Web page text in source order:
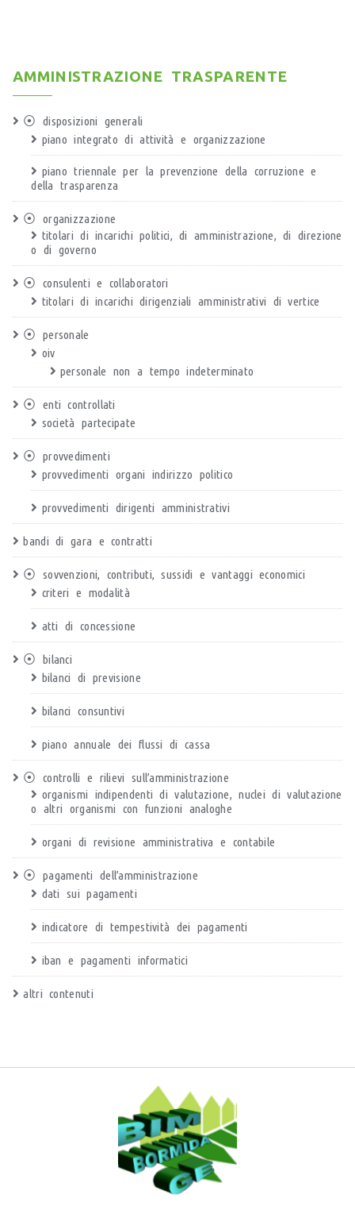
AMMINISTRAZIONE TRASPARENTE
⦿ disposizioni generali
piano integrato di attività e organizzazione
piano triennale per la prevenzione della corruzione e
della trasparenza
⦿ organizzazione
titolari di incarichi politici, di amministrazione, di direzione
o di governo
⦿ consulenti e collaboratori
titolari di incarichi dirigenziali amministrativi di vertice
⦿ personale
oiv
personale non a tempo indeterminato
⦿ enti controllati
società partecipate
⦿ provvedimenti
provvedimenti organi indirizzo politico
provvedimenti dirigenti amministrativi
bandi di gara e contratti
⦿ sovvenzioni, contributi, sussidi e vantaggi economici
criteri e modalità
atti di concessione
⦿ bilanci
bilanci di previsione
bilanci consuntivi
piano annuale dei flussi di cassa
⦿ controlli e rilievi sull’amministrazione
organismi indipendenti di valutazione, nuclei di valutazione
o altri organismi con funzioni analoghe
organi di revisione amministrativa e contabile
⦿ pagamenti dell’amministrazione
dati sui pagamenti
indicatore di tempestività dei pagamenti
iban e pagamenti informatici
altri contenuti